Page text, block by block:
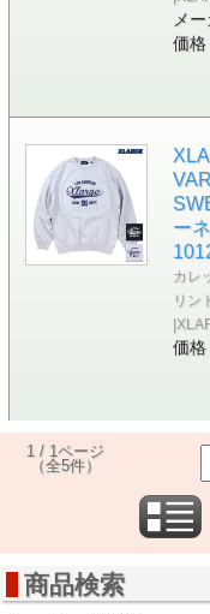
メ
価
ー
カレ
リン
価
1 / 1ページ
（全5件）
商品検索